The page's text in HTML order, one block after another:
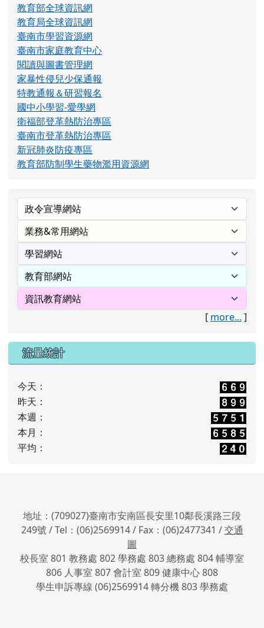
教育部全球資訊網
教育局全球資訊網
臺南市學習資源網
臺南市家庭教育中心
閱讀與圖書管理網
家暴性侵兒少保通報
特教通報＆研習報名
國中小學習-愛學網
衛福部登革熱防治專區
臺南市登革熱防治專區
新冠肺炎防疫專區
教育部防制學生藥物濫用資源網
[ more... ]
流量統計
今天：
昨天：
本週：
本月：
平均：
地址：(709027)臺南市安南區長安里10鄰長溪路三段
249號 / Tel：(06)2569914 / Fax：(06)2477341 /交通
圖
校長室 801 教務處 802 學務處 803 總務處 804 輔導室
806 人事室 807 會計室 809 健康中心 808
學生申訴專線 (06)2569914 轉分機 803 學務處